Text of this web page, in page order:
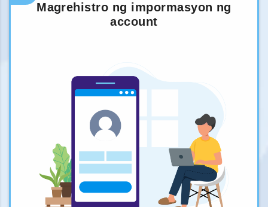
Magrehistro ng impormasyon ng
account